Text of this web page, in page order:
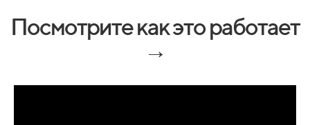
Посмотрите как это работает
→